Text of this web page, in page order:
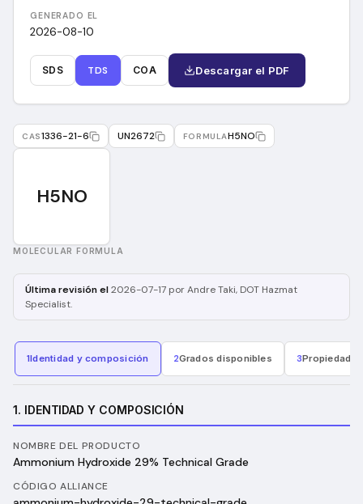
GENERADO EL
2026-08-10
SDS TDS COA Descargar el PDF
CAS1336-21-6 UN2672 FORMULAH5NO
H5NO
MOLECULAR FORMULA
Última revisión el2026-07-17 por Andre Taki, DOT Hazmat
Specialist.
1Identidad y composición 2Grados disponibles 3
1. IDENTIDAD Y COMPOSICIÓN
NOMBRE DEL PRODUCTO
Ammonium Hydroxide 29% Technical Grade
CÓDIGO ALLIANCE